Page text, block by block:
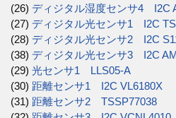
(26) ディジタル湿度センサ4 I2C
(27) ディジタル光センサ1 I2C
(28) ディジタル光センサ2 I2C
(38) ディジタル光センサ3 I2C
(29) 光センサ1 LLS05-A
(30) 距離センサ1 I2C VL6180X
(31) 距離センサ2 TSSP77038